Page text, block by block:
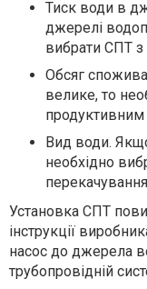
Тиск води в
джерелі
вибрати СПТ
Обсяг
велике, то
продуктивним
Вид води.
необхідно
Установка СПТ
інструкції
насос до джерела
трубопровідній